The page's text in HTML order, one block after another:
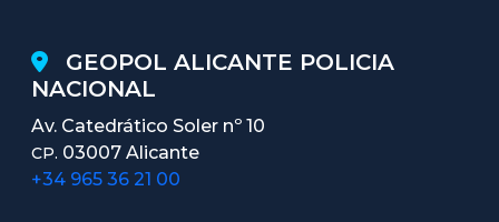
GEOPOL ALICANTE POLICIA
NACIONAL
Av. Catedrático Soler nº 10
CP. 03007 Alicante
+34 965 36 21 00